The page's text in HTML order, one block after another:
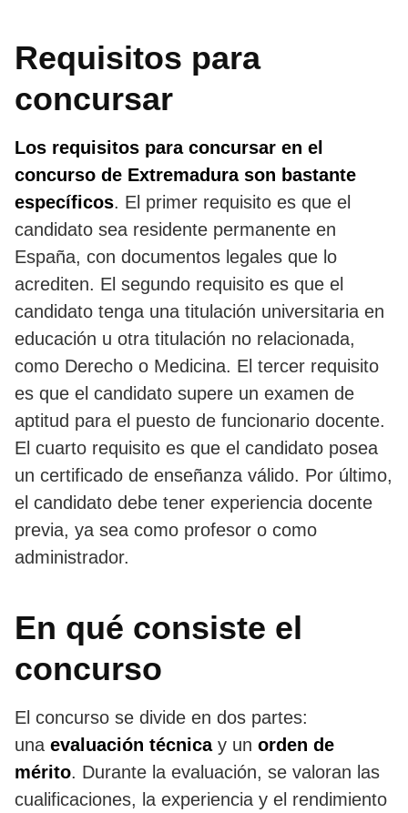
Requisitos para
concursar
Los requisitos para concursar en el
concurso de Extremadura son bastante
específicos. El primer requisito es que el
candidato sea residente permanente en
España, con documentos legales que lo
acrediten. El segundo requisito es que el
candidato tenga una titulación universitaria en
educación u otra titulación no relacionada,
como Derecho o Medicina. El tercer requisito
es que el candidato supere un examen de
aptitud para el puesto de funcionario docente.
El cuarto requisito es que el candidato posea
un certificado de enseñanza válido. Por último,
el candidato debe tener experiencia docente
previa, ya sea como profesor o como
administrador.
En qué consiste el
concurso
El concurso se divide en dos partes:
una evaluación técnicay un orden de
mérito. Durante la evaluación, se valoran las
cualificaciones, la experiencia y el rendimiento